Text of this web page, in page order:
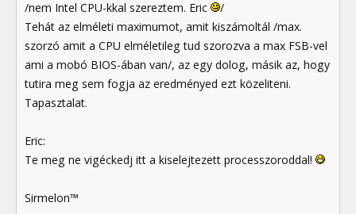
/nem Intel CPU-kkal szereztem. Eric
/
Tehát az elméleti maximumot, amit kiszámoltál /max.
szorzó amit a CPU elméletileg tud szorozva a max FSB-vel
ami a mobó BIOS-ában van/, az egy dolog, másik az, hogy
tutira meg sem fogja az eredményed ezt közeliteni.
Tapasztalat.
Eric:
Te meg ne vigéckedj itt a kiselejtezett processzoroddal!
Sirmelon™